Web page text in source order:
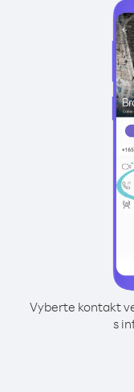
Vyberte kontakt
s